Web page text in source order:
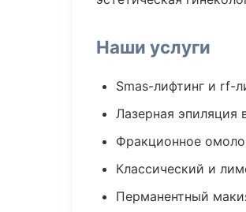
Наши услуги
Smas-лифтинг и rf-
Лазерная эпиляция
Фракционное
Классический и
Перманентный